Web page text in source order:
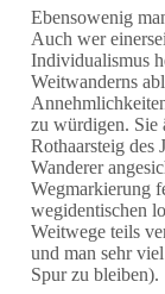
Ebensowenig
Auch wer
Individualismus
Weitwanderns
zu würdigen. Sie
Rothaarsteig des
Wanderer
Wegmarkierung
wegidentischen
Weitwege teils
und man sehr
Spur zu bleiben).